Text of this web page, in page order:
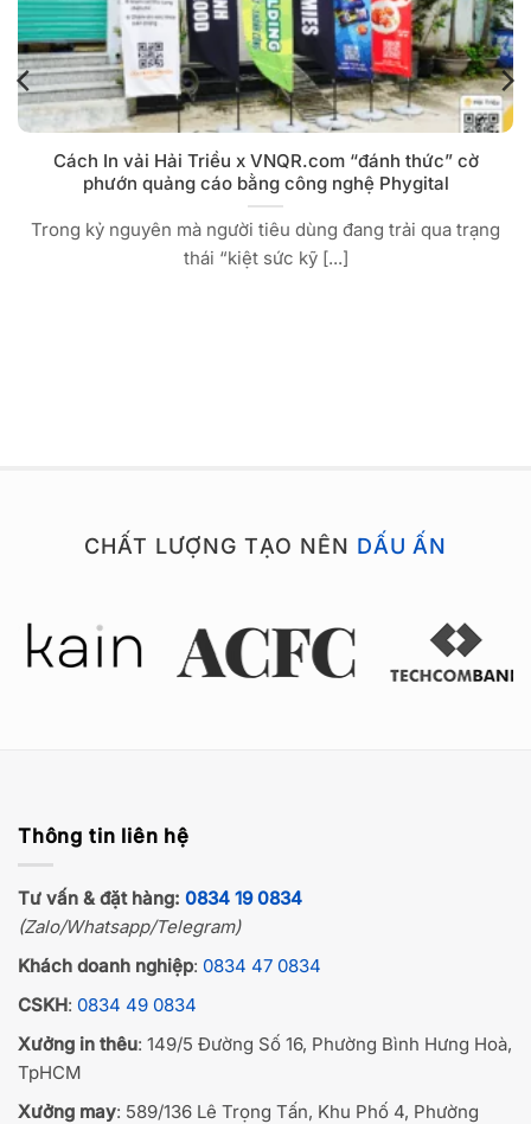
Cách In vải Hải Triều x VNQR.com “đánh thức” cờ
phướn quảng cáo bằng công nghệ Phygital
Trong kỷ nguyên mà người tiêu dùng đang trải qua trạng
thái “kiệt sức kỹ [...]
CHẤT LƯỢNG TẠO NÊN DẤU ẤN
Thông tin liên hệ
Tư vấn & đặt hàng: 0834 19 0834
(Zalo/Whatsapp/Telegram)
Khách doanh nghiệp: 0834 47 0834
CSKH: 0834 49 0834
Xưởng in thêu: 149/5 Đường Số 16, Phường Bình Hưng Hoà,
TpHCM
Xưởng may: 589/136 Lê Trọng Tấn, Khu Phố 4, Phường